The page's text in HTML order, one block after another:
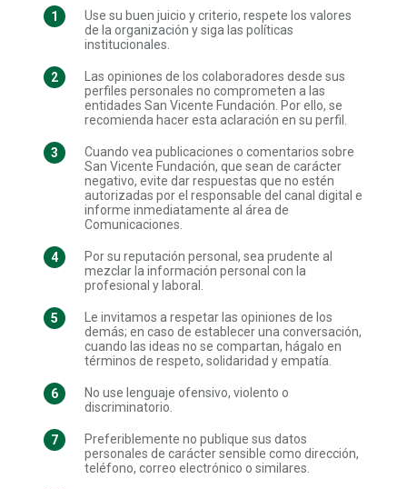
Use su buen juicio y criterio, respete los valores
de la organización y siga las políticas
institucionales.
Las opiniones de los colaboradores desde sus
perfiles personales no comprometen a las
entidades San Vicente Fundación. Por ello, se
recomienda hacer esta aclaración en su perfil.
Cuando vea publicaciones o comentarios sobre
San Vicente Fundación, que sean de carácter
negativo, evite dar respuestas que no estén
autorizadas por el responsable del canal digital e
informe inmediatamente al área de
Comunicaciones.
Por su reputación personal, sea prudente al
mezclar la información personal con la
profesional y laboral.
Le invitamos a respetar las opiniones de los
demás; en caso de establecer una conversación,
cuando las ideas no se compartan, hágalo en
términos de respeto, solidaridad y empatía.
No use lenguaje ofensivo, violento o
discriminatorio.
Preferiblemente no publique sus datos
personales de carácter sensible como dirección,
teléfono, correo electrónico o similares.